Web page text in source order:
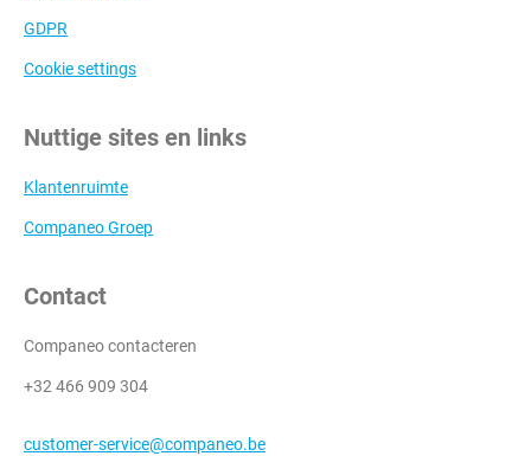
GDPR
Cookie settings
Nuttige sites en links
Klantenruimte
Companeo Groep
Contact
Companeo contacteren
+32 466 909 304
customer-service@companeo.be